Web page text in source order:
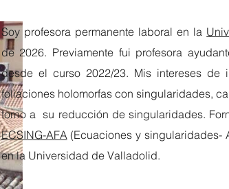
Soy profesora permanente laboral en la
de 2026. Previamente fui profesora
desde el curso 2022/23. Mis intereses de
foliaciones holomorfas con singularidades,
torno a su reducción de singularidades.
ECSING-AFA(Ecuaciones y singularidades-
en la Universidad de Valladolid.